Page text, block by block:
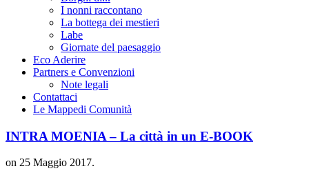
I nonni raccontano
La bottega dei mestieri
Labe
Giornate del paesaggio
Eco Aderire
Partners e Convenzioni
Note legali
Contattaci
Le Mappedi Comunità
INTRA MOENIA – La città in un E-BOOK
on 25 Maggio 2017.